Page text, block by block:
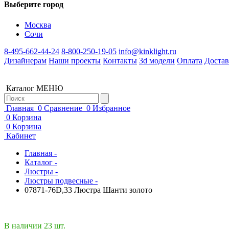
Выберите город
Москва
Сочи
8-495-662-44-24 8-800-250-19-05 info@kinklight.ru
Дизайнерам Наши проекты Контакты 3d модели Оплата
Каталог МЕНЮ
Главная 0 Сравнение 0 Избранное
0 Корзина
0 Корзина
Кабинет
Главная -
Каталог -
Люстры -
Люстры подвесные -
07871-76D,33 Люстра Шанти золото
В наличии 23 шт.